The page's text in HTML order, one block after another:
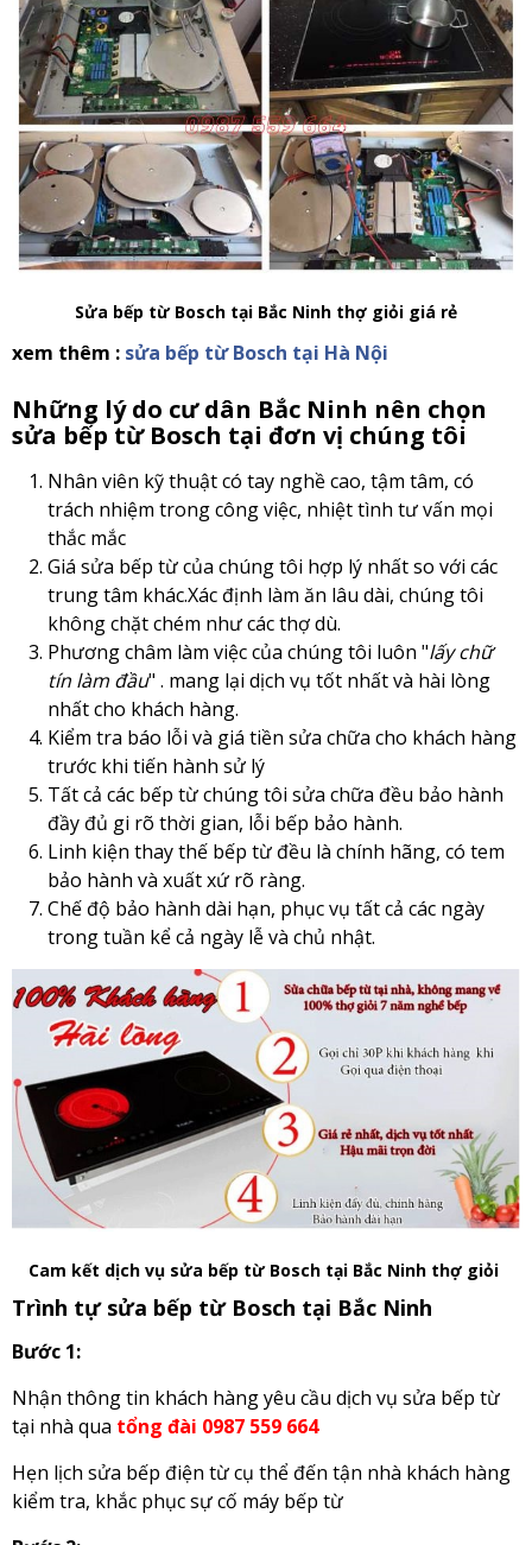
Sửa bếp từ Bosch tại Bắc Ninh thợ giỏi giá rẻ
xem thêm : sửa bếp từ Bosch tại Hà Nội
Những lý do cư dân Bắc Ninh nên chọn
sửa bếp từ Bosch tại đơn vị chúng tôi
Nhân viên kỹ thuật có tay nghề cao, tậm tâm, có
trách nhiệm trong công việc, nhiệt tình tư vấn mọi
thắc mắc
Giá sửa bếp từ của chúng tôi hợp lý nhất so với các
trung tâm khác.Xác định làm ăn lâu dài, chúng tôi
không chặt chém như các thợ dù.
Phương châm làm việc của chúng tôi luôn "lấy chữ
tín làm đầu" . mang lại dịch vụ tốt nhất và hài lòng
nhất cho khách hàng.
Kiểm tra báo lỗi và giá tiền sửa chữa cho khách hàng
trước khi tiến hành sử lý
Tất cả các bếp từ chúng tôi sửa chữa đều bảo hành
đầy đủ gi rõ thời gian, lỗi bếp bảo hành.
Linh kiện thay thế bếp từ đều là chính hãng, có tem
bảo hành và xuất xứ rõ ràng.
Chế độ bảo hành dài hạn, phục vụ tất cả các ngày
trong tuần kể cả ngày lễ và chủ nhật.
Cam kết dịch vụ sửa bếp từ Bosch tại Bắc Ninh thợ giỏi
Trình tự sửa bếp từ Bosch tại Bắc Ninh
Bước 1:
Nhận thông tin khách hàng yêu cầu dịch vụ sửa bếp từ
tại nhà qua tổng đài 0987 559 664
Hẹn lịch sửa bếp điện từ cụ thể đến tận nhà khách hàng
kiểm tra, khắc phục sự cố máy bếp từ